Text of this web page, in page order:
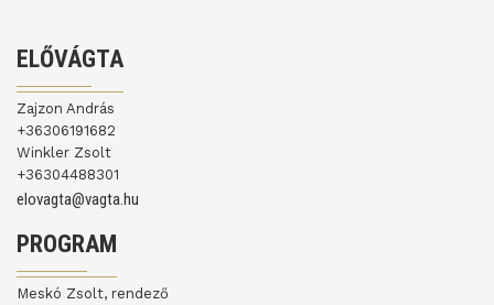
ELŐVÁGTA
Zajzon András
+36306191682
Winkler Zsolt
+36304488301
elovagta@vagta.hu
PROGRAM
Meskó Zsolt, rendező